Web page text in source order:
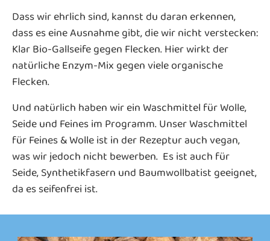
Dass wir ehrlich sind, kannst du daran erkennen,
dass es eine Ausnahme gibt, die wir nicht verstecken:
Klar Bio-Gallseife gegen Flecken. Hier wirkt der
natürliche Enzym-Mix gegen viele organische
Flecken.
Und natürlich haben wir ein Waschmittel für Wolle,
Seide und Feines im Programm. Unser Waschmittel
für Feines & Wolle ist in der Rezeptur auch vegan,
was wir jedoch nicht bewerben. Es ist auch für
Seide, Synthetikfasern und Baumwollbatist geeignet,
da es seifenfrei ist.